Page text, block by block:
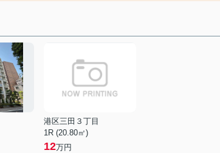
港区三田３丁目
1R (20.80㎡)
12万円